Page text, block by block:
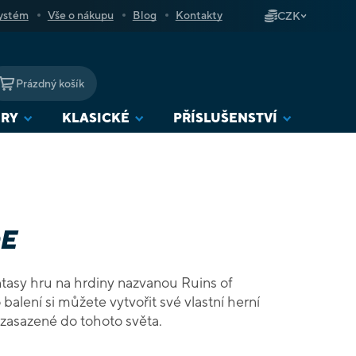
Vše o nákupu Blog Kontakty CZK
NÁKUPNÍ
KOŠÍK
Prázdný košík
KLASICKÉ PŘÍSLUŠENSTVÍ
hru na hrdiny nazvanou Ruins of
si můžete vytvořit své vlastní herní
do tohoto světa.